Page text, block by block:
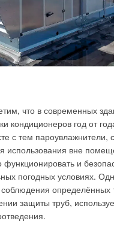
что в современных
кондиционеров год от
с тем пароувлажнители,
использования вне
и
погодных условиях.
соблюдения определённых
защиты труб,
энергоэффективности
подготовки и
в аспирантуре по
РФ и реализуется в рамках
образована
«Энергетические
«Энергоустановки
энергии» и 05.14.14 «Т
их
разделов программы по
кадров к
фундаментальной
подготовки и знаний в